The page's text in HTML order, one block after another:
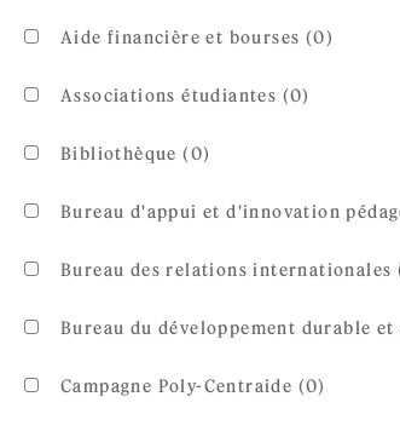
Aide financière et bourses (0)
Associations étudiantes (0)
Bibliothèque (0)
Bureau d'appui et d'innovation
Bureau des relations internationales
Bureau du développement durable
Campagne Poly-Centraide (0)